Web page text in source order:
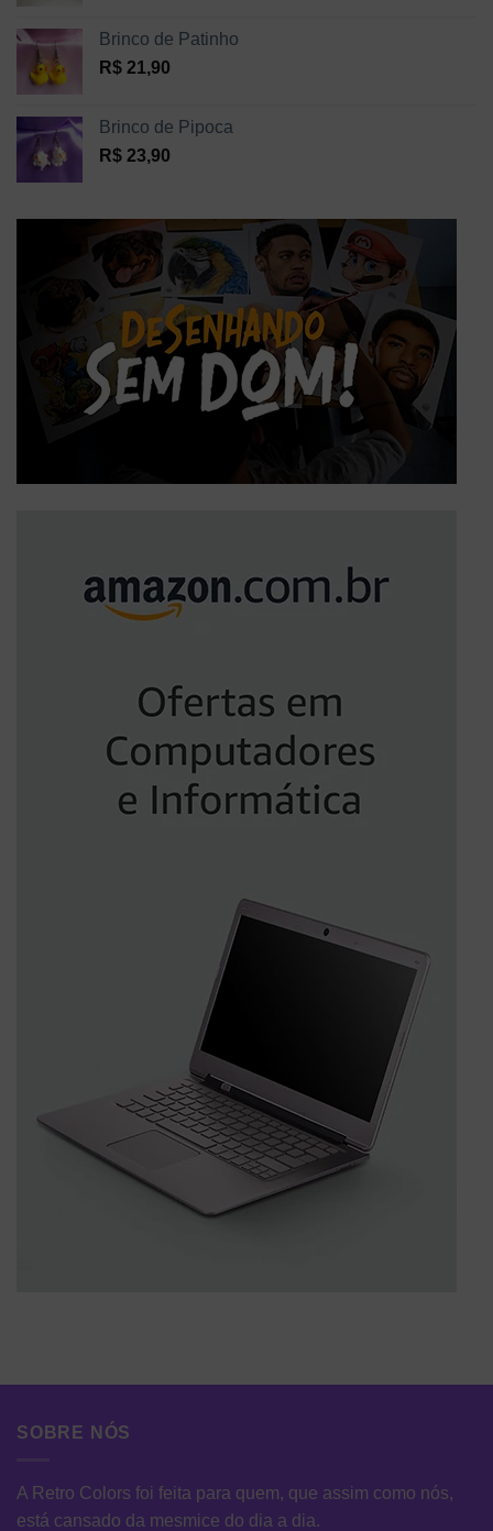
Brinco de Patinho
R$ 21,90
Brinco de Pipoca
R$ 23,90
SOBRE NÓS
A Retro Colors foi feita para quem, que assim como nós,
está cansado da mesmice do dia a dia.